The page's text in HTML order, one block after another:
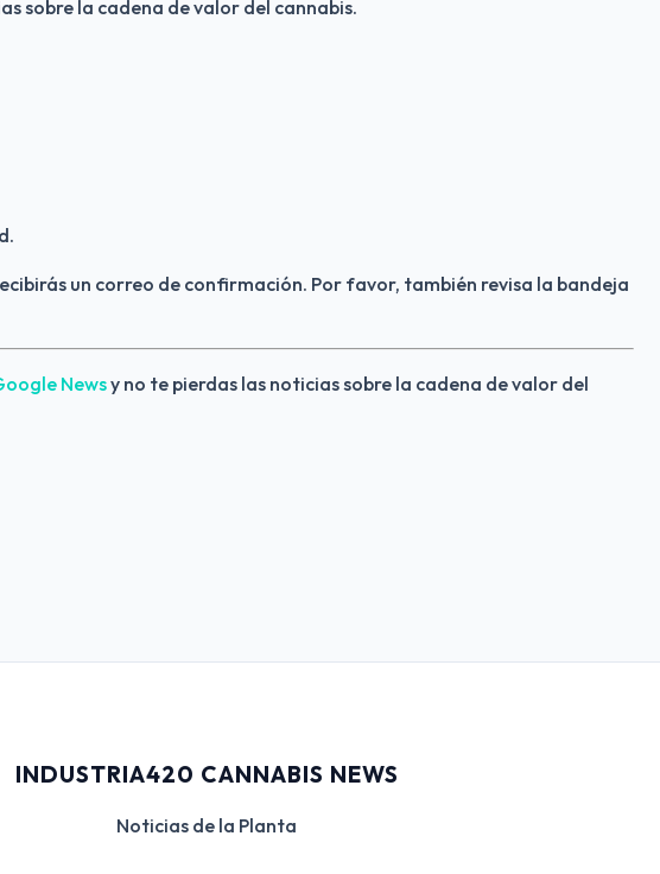
sobre la cadena de valor del cannabis.
un correo de confirmación. Por favor, también revisa la bandeja
News y no te pierdas las noticias sobre la cadena de valor del
INDUSTRIA420 CANNABIS NEWS
Noticias de la Planta